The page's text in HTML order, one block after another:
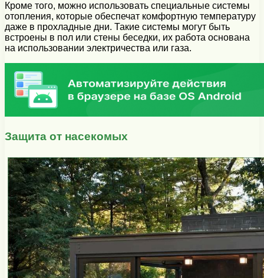
Кроме того, можно использовать специальные системы
отопления, которые обеспечат комфортную температуру
даже в прохладные дни. Такие системы могут быть
встроены в пол или стены беседки, их работа основана
на использовании электричества или газа.
Защита от насекомых